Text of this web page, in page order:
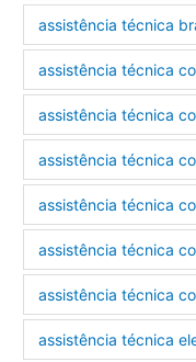
assistência técnica
assistência técnica
assistência técnica
assistência técnica
assistência técnica
assistência técnica
assistência técnica
assistência técnica